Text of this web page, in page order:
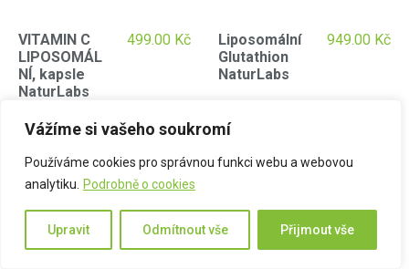
Vážíme si vašeho soukromí
Používáme cookies pro správnou funkci webu a webovou
analytiku.
Podrobně o cookies
Upravit Odmítnout vše Přijmout vše
VITAMIN C
LIPOSOMÁL
NÍ, kapsle
NaturLabs
499.00 Kč
Liposomální
Glutathion
NaturLabs
949.00 Kč